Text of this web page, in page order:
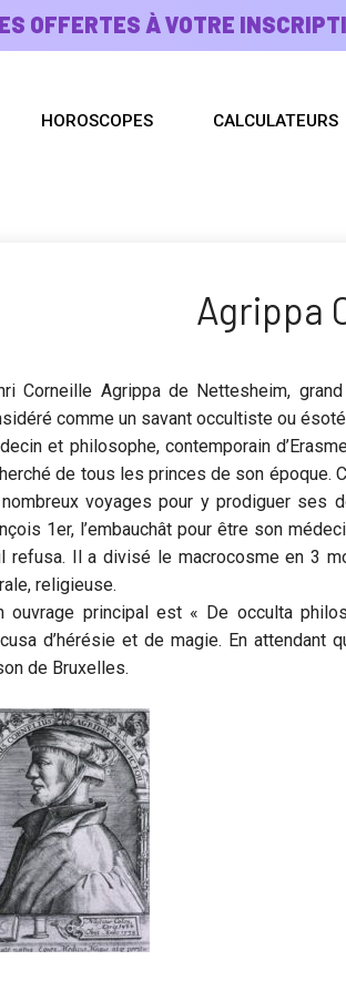
OFFERTES À VOTRE
HOROSCOPES CALCULATEURS
Agrippa
Corneille Agrippa de Nettesheim,
comme un savant occultiste ou
et philosophe, contemporain
de tous les princes de son époque.
voyages pour y prodiguer ses
1er, l’embauchât pour être son
refusa. Il a divisé le macrocosme en 3
religieuse.
ouvrage principal est « De occulta
d’hérésie et de magie. En attendant
de Bruxelles.